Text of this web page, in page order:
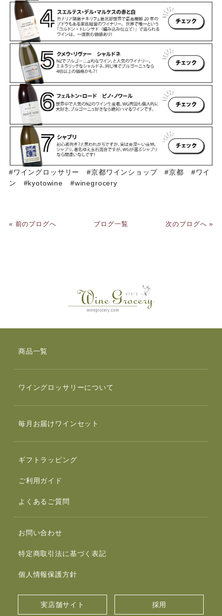
#ワイングロッサリー #京都ワインショップ #京都 #ワイ
ン #kyotowine #winegrocery
« 前のブログへ ブログ一覧 次のブログへ »
商品一覧
ワイングロッサリーについて
毎月お届けワインセット
ギフトラッピング
ご利用ガイド
よくあるご質問
お問い合わせ
特定商取引法に基づく表記
個人情報保護方針
実店舗サイト 採用